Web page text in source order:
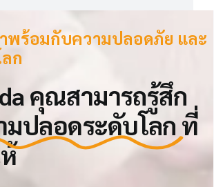
ร้อมกับความปลอดภัย และ
ก
คุณสามารถรู้สึก
มปลอดระดับโลก ที่